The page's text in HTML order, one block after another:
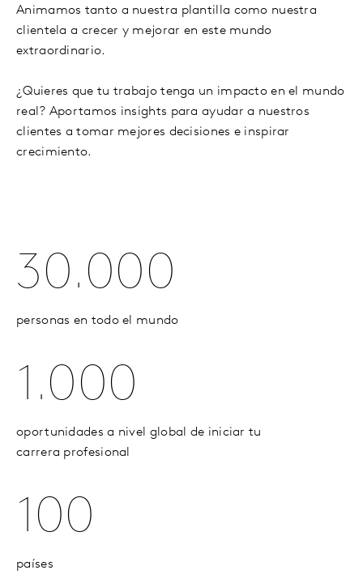
Animamos tanto a nuestra plantilla como nuestra
clientela a crecer y mejorar en este mundo
extraordinario.
¿Quieres que tu trabajo tenga un impacto en el mundo
real? Aportamos insights para ayudar a nuestros
clientes a tomar mejores decisiones e inspirar
crecimiento.
30.000
personas en todo el mundo
1.000
oportunidades a nivel global de iniciar tu
carrera profesional
100
países